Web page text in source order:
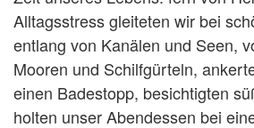
Alltagsstress gleiteten wir bei
entlang von Kanälen und Seen,
Mooren und Schilfgürteln,
einen Badestopp, besichtigten
holten unser Abendessen bei